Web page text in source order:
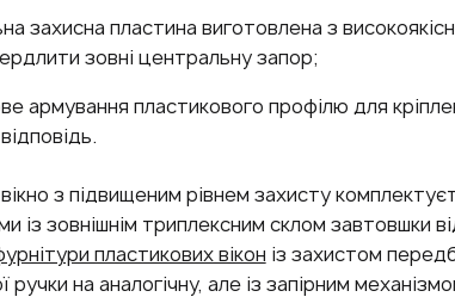
захисна пластина виготовлена ​​з
зовні центральну запор;
армування пластикового профілю для
з підвищеним рівнем захисту
із зовнішнім триплексним склом завтовшки
пластикових вікон із захистом
ручки на аналогічну, але із запірним